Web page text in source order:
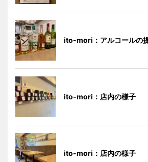
ito-mori：アルコールの
ito-mori：店内の様子
ito-mori：店内の様子